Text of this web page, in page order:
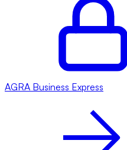
AGRA Business Express